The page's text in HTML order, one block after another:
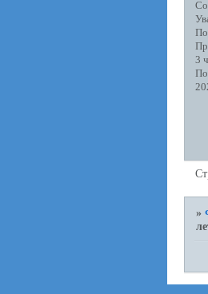
3
»